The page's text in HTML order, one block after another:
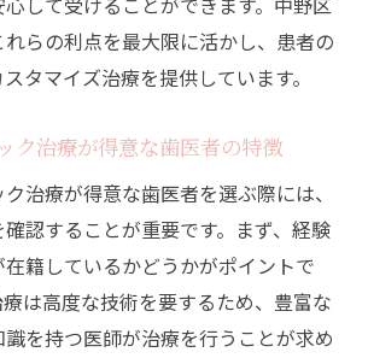
らの利点を最大限に活かし、患者の
タマイズ治療を提供しています。
ク治療が得意な歯医者の特徴
治療が得意な歯医者を選ぶ際には、
認することが重要です。まず、経験
籍しているかどうかがポイントで
は高度な技術を要するため、豊富な
を持つ医師が治療を行うことが求め